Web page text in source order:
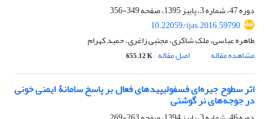
دوره 47، شماره 3، پاییز 1395، صفحه
349-356
10.22059/ijas.2016.59790
طاهره عباسی، ملک شاکری، مجتبی زاغری، حمید کهرام
مشاهده مقاله
اصل مقاله 655.12 K
اثر سطوح جیره‌ای فسفولیپیدهای فعال بر پاسخ سامانۀ ایمنی خونی
در جوجه‌های نر گوشتی